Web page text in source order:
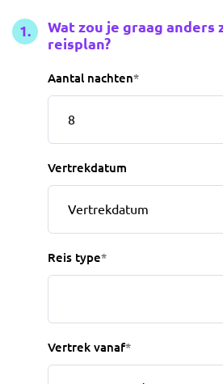
Wat zou je graag anders
reisplan?
Aantal nachten*
Vertrekdatum
Reis type*
Vertrek vanaf*